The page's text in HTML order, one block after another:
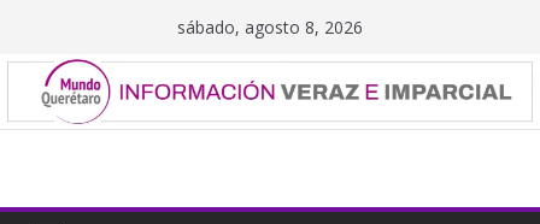
contenido
sábado, agosto 8, 2026